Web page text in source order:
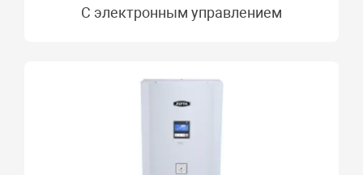
С электронным управлением